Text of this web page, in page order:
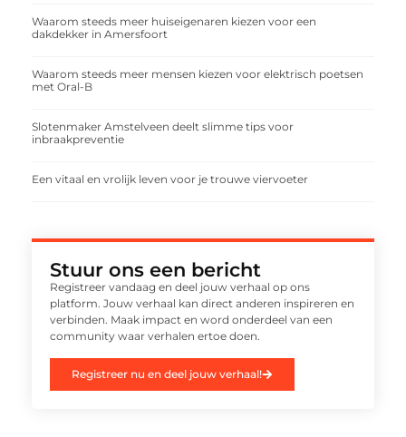
Waarom steeds meer huiseigenaren kiezen voor een
dakdekker in Amersfoort
Waarom steeds meer mensen kiezen voor elektrisch poetsen
met Oral-B
Slotenmaker Amstelveen deelt slimme tips voor
inbraakpreventie
Een vitaal en vrolijk leven voor je trouwe viervoeter
Stuur ons een bericht
Registreer vandaag en deel jouw verhaal op ons
platform. Jouw verhaal kan direct anderen inspireren en
verbinden. Maak impact en word onderdeel van een
community waar verhalen ertoe doen.
Registreer nu en deel jouw verhaal!